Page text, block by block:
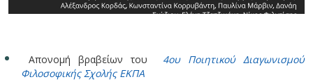
Απονομή βραβείων του 4ου Ποιητικού Διαγωνισμού
Φιλοσοφικής Σχολής ΕΚΠΑ